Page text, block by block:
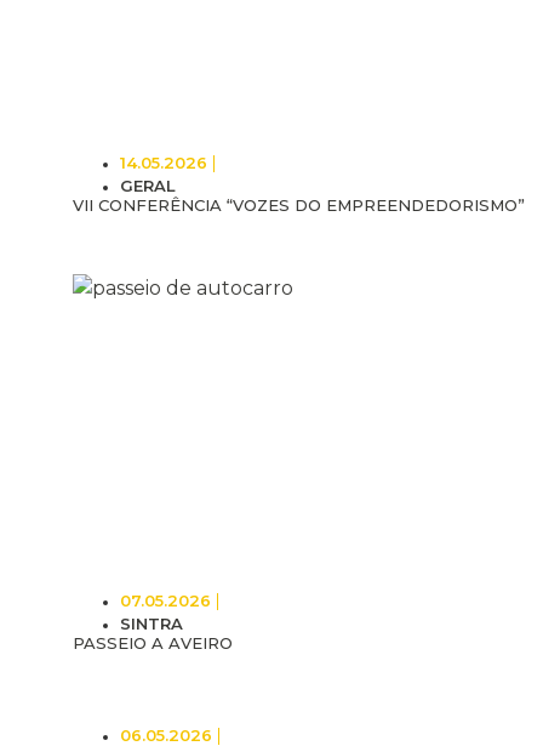
14.05.2026
GERAL
VII CONFERÊNCIA “VOZES DO EMPREENDEDORISMO”
07.05.2026
SINTRA
PASSEIO A AVEIRO
06.05.2026